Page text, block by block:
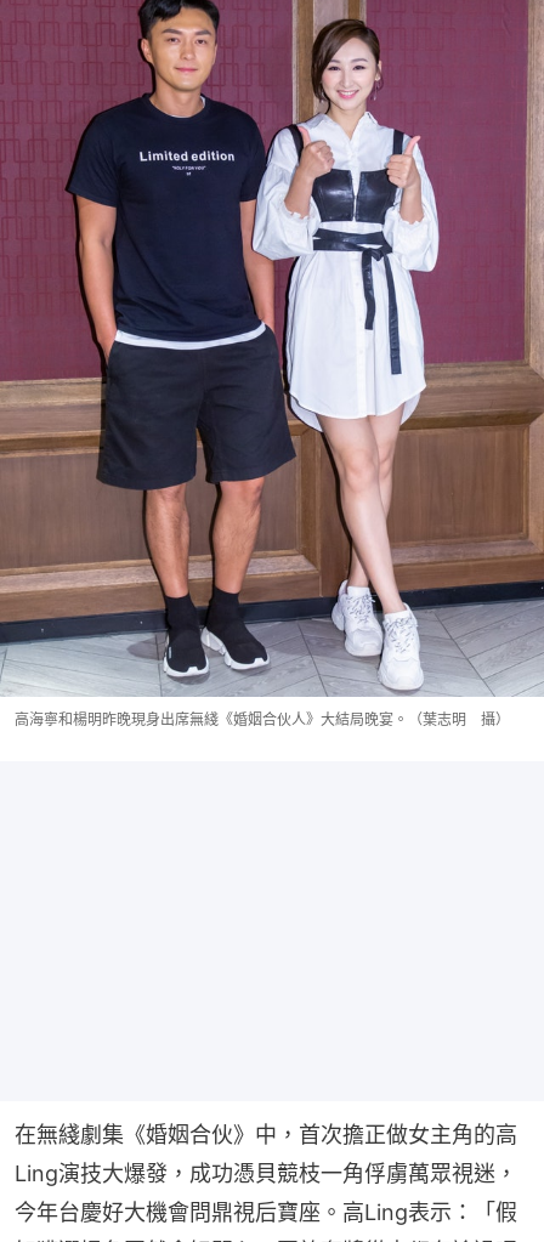
高海寧和楊明昨晚現身出席無綫《婚姻合伙人》大結局晚宴。（葉志明 攝）
在無綫劇集《婚姻合伙》中，首次擔正做女主角的高
Ling演技大爆發，成功憑貝競枝一角俘虜萬眾視迷，
今年台慶好大機會問鼎視后寶座。高Ling表示：「假